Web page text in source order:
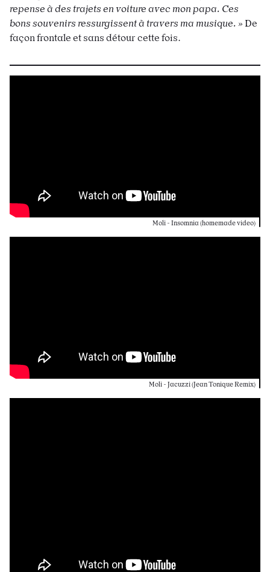
repense à des trajets en voiture avec mon papa. Ces
bons souvenirs ressurgissent à travers ma musique. » De
façon frontale et sans détour cette fois.
Moli - Insomnia (homemade video)
Moli - Jacuzzi (Jean Tonique Remix)